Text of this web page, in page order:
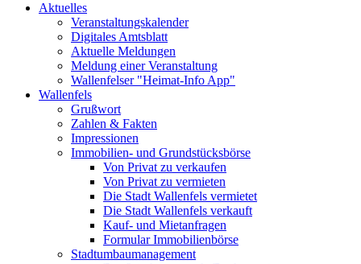
Aktuelles
Veranstaltungskalender
Digitales Amtsblatt
Aktuelle Meldungen
Meldung einer Veranstaltung
Wallenfelser "Heimat-Info App"
Wallenfels
Grußwort
Zahlen & Fakten
Impressionen
Immobilien- und Grundstücksbörse
Von Privat zu verkaufen
Von Privat zu vermieten
Die Stadt Wallenfels vermietet
Die Stadt Wallenfels verkauft
Kauf- und Mietanfragen
Formular Immobilienbörse
Stadtumbaumanagement